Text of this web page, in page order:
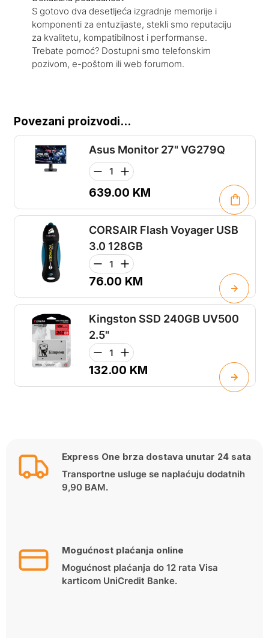
S gotovo dva desetljeća izgradnje memorije i
komponenti za entuzijaste, stekli smo reputaciju
za kvalitetu, kompatibilnost i performanse.
Trebate pomoć? Dostupni smo telefonskim
pozivom, e-poštom ili web forumom.
Povezani proizvodi...
Asus Monitor 27" VG279Q
639.00 KM
CORSAIR Flash Voyager USB
3.0 128GB
76.00 KM
Kingston SSD 240GB UV500
2.5"
132.00 KM
Express One brza dostava unutar 24 sata
Transportne usluge se naplaćuju dodatnih
9,90 BAM.
Mogućnost plaćanja online
Mogućnost plaćanja do 12 rata Visa
karticom UniCredit Banke.